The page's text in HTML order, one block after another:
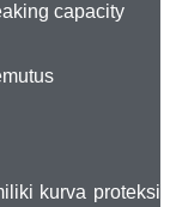
capacity
kurva proteksi